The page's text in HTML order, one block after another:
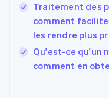
Traitement des
comment
les rendre plus
Qu'est-ce qu'un
comment en
EnglishEspañol 简体中
Finlande
Svenska
FrançaisEnglish
Gibraltar